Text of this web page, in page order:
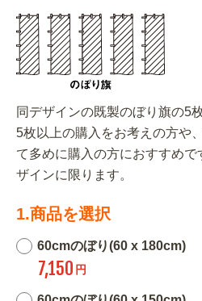
同デザインの既製のぼり旗の5
5枚以上の購入をお考えの方や
て多めに購入の方におすすめ
ザインに限ります。
1.商品を選択
60cmのぼり(60 x 180cm)
7,150 円